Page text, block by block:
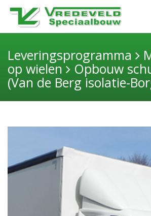
Leveringsprogramma
op wielen Opbouw
(Van de Berg isolatie-